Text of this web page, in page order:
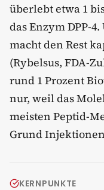
überlebt etwa 1
das Enzym DPP-
macht den Rest
(Rybelsus, FDA-
rund 1 Prozent
nur, weil das
meisten Peptid-
Grund
KERNPUNKTE